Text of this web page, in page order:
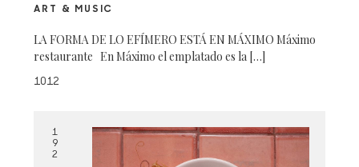
ART & MUSIC
LA FORMA DE LO EFÍMERO ESTÁ EN MÁXIMO Máximo
restaurante En Máximo el emplatado es la […]
1012
1
9
2